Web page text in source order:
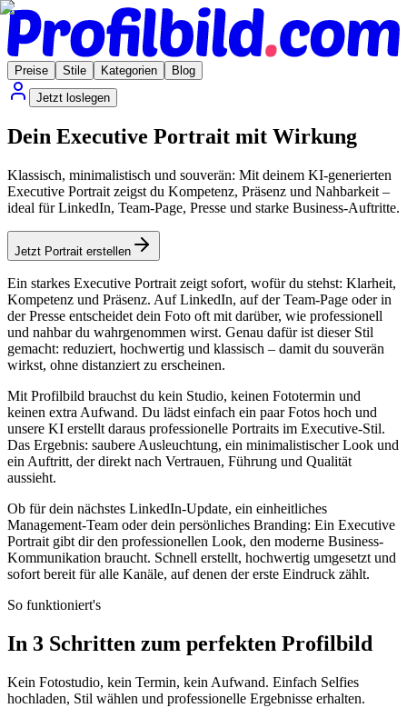
Preise Stile Kategorien
Blog
Jetzt loslegen
Dein Executive Portrait mit Wirkung
Klassisch, minimalistisch und souverän: Mit deinem KI-generierten
Executive Portrait zeigst du Kompetenz, Präsenz und Nahbarkeit –
ideal für LinkedIn, Team-Page, Presse und starke Business-Auftritte.
Jetzt Portrait erstellen
Ein starkes Executive Portrait zeigt sofort, wofür du stehst: Klarheit,
Kompetenz und Präsenz. Auf LinkedIn, auf der Team-Page oder in
der Presse entscheidet dein Foto oft mit darüber, wie professionell
und nahbar du wahrgenommen wirst. Genau dafür ist dieser Stil
gemacht: reduziert, hochwertig und klassisch – damit du souverän
wirkst, ohne distanziert zu erscheinen.
Mit Profilbild brauchst du kein Studio, keinen Fototermin und
keinen extra Aufwand. Du lädst einfach ein paar Fotos hoch und
unsere KI erstellt daraus professionelle Portraits im Executive-Stil.
Das Ergebnis: saubere Ausleuchtung, ein minimalistischer Look und
ein Auftritt, der direkt nach Vertrauen, Führung und Qualität
aussieht.
Ob für dein nächstes LinkedIn-Update, ein einheitliches
Management-Team oder dein persönliches Branding: Ein Executive
Portrait gibt dir den professionellen Look, den moderne Business-
Kommunikation braucht. Schnell erstellt, hochwertig umgesetzt und
sofort bereit für alle Kanäle, auf denen der erste Eindruck zählt.
So funktioniert's
In 3 Schritten zum perfekten Profilbild
Kein Fotostudio, kein Termin, kein Aufwand. Einfach Selfies
hochladen, Stil wählen und professionelle Ergebnisse erhalten.